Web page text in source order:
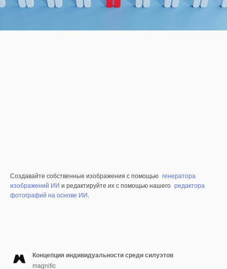
Создавайте собственные изображения с помощью генератора
изображений ИИ и редактируйте их с помощью нашего редактора
фотографий на основе ИИ.
Концепция индивидуальности среди силуэтов
magnific